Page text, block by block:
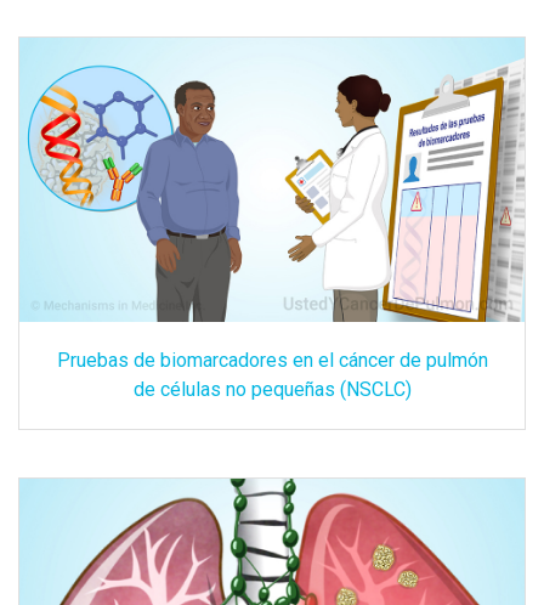
Pruebas de biomarcadores en el cáncer de pulmón
de células no pequeñas (NSCLC)